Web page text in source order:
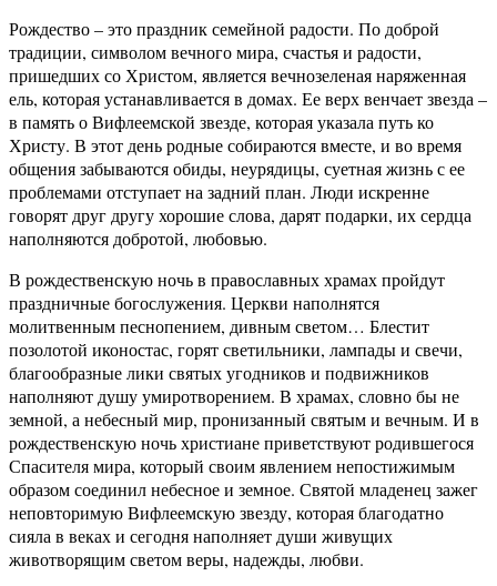
Рождество – это праздник семейной радости. По доброй
традиции, символом вечного мира, счастья и радости,
пришедших со Христом, является вечнозеленая наряженная
ель, которая устанавливается в домах. Ее верх венчает звезда –
в память о Вифлеемской звезде, которая указала путь ко
Христу. В этот день родные собираются вместе, и во время
общения забываются обиды, неурядицы, суетная жизнь с ее
проблемами отступает на задний план. Люди искренне
говорят друг другу хорошие слова, дарят подарки, их сердца
наполняются добротой, любовью.
В рождественскую ночь в православных храмах пройдут
праздничные богослужения. Церкви наполнятся
молитвенным песнопением, дивным светом… Блестит
позолотой иконостас, горят светильники, лампады и свечи,
благообразные лики святых угодников и подвижников
наполняют душу умиротворением. В храмах, словно бы не
земной, а небесный мир, пронизанный святым и вечным. И в
рождественскую ночь христиане приветствуют родившегося
Спасителя мира, который своим явлением непостижимым
образом соединил небесное и земное. Святой младенец зажег
неповторимую Вифлеемскую звезду, которая благодатно
сияла в веках и сегодня наполняет души живущих
животворящим светом веры, надежды, любви.